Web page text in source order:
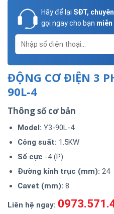
Hãy để lại SĐT,
gọi ngay cho bạn miễn
ĐỘNG CƠ ĐIỆN 3
90L-4
Thông số cơ bản
Model: Y3-90L-4
Công suất: 1.5KW
Số cực -4 (P)
Đường kính trục (mm): 24
Cavet (mm): 8
Liên hệ ngay: